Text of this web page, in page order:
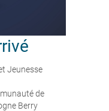
Jeunesse
de
Berry